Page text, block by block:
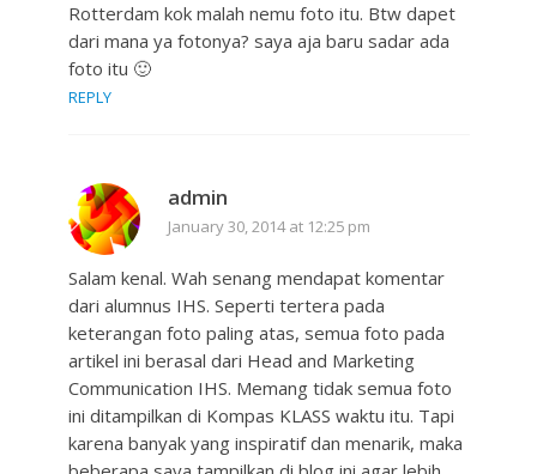
Rotterdam kok malah nemu foto itu. Btw dapet
dari mana ya fotonya? saya aja baru sadar ada
foto itu 🙂
REPLY
admin
January 30, 2014 at 12:25 pm
Salam kenal. Wah senang mendapat komentar
dari alumnus IHS. Seperti tertera pada
keterangan foto paling atas, semua foto pada
artikel ini berasal dari Head and Marketing
Communication IHS. Memang tidak semua foto
ini ditampilkan di Kompas KLASS waktu itu. Tapi
karena banyak yang inspiratif dan menarik, maka